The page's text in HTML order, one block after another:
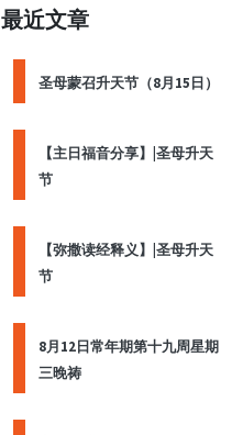
最近文章
圣母蒙召升天节（8月15日）
【主日福音分享】|圣母升天
节
【弥撒读经释义】|圣母升天
节
8月12日常年期第十九周星期
三晚祷